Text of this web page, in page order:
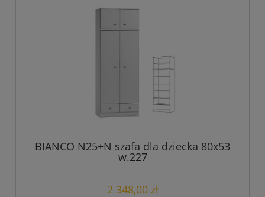
BIANCO N25+N szafa dla dziecka 80x53
w.227
2 348,00 zł